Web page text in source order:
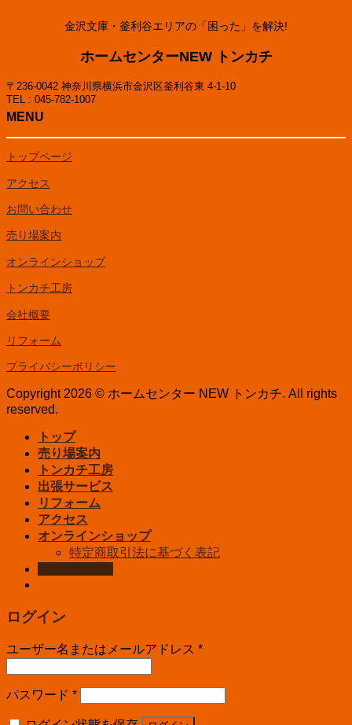
金沢文庫・釜利谷エリアの「困った」を解決!
ホームセンターNEW トンカチ
〒236-0042 神奈川県横浜市金沢区釜利谷東 4-1-10
TEL : 045-782-1007
MENU
トップページ
アクセス
お問い合わせ
売り場案内
オンラインショップ
トンカチ工房
会社概要
リフォーム
プライバシーポリシー
Copyright 2026 © ホームセンター NEW トンカチ. All rights
reserved.
トップ
売り場案内
トンカチ工房
出張サービス
リフォーム
アクセス
オンラインショップ
特定商取引法に基づく表記
ログイン
ユーザー名またはメールアドレス *
パスワード *